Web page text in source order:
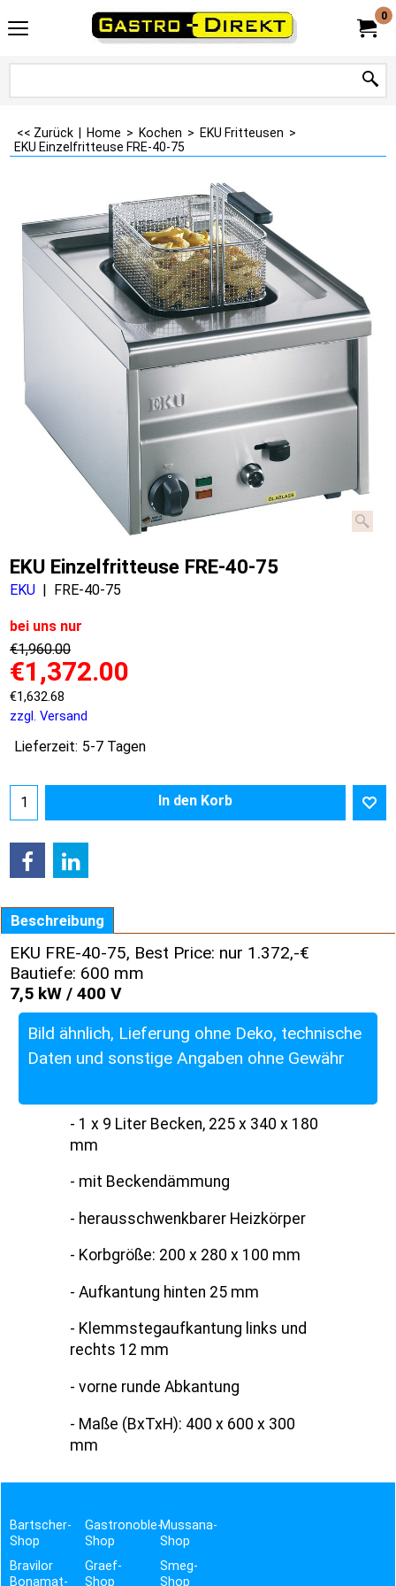
0
<< Zurück Home > Kochen > EKU Fritteusen >
EKU Einzelfritteuse FRE-40-75
EKU Einzelfritteuse FRE-40-75
EKU FRE-40-75
bei uns nur
€1,960.00
€1,372.00
€1,632.68
zzgl. Versand
Lieferzeit: 5-7 Tagen
In den Korb
Beschreibung
EKU FRE-40-75, Best Price: nur 1.372,-€
Bautiefe: 600 mm
7,5 kW / 400 V
Bild ähnlich, Lieferung ohne Deko, technische
Daten und sonstige Angaben ohne Gewähr
- 1 x 9 Liter Becken, 225 x 340 x 180
mm
- mit Beckendämmung
- herausschwenkbarer Heizkörper
- Korbgröße: 200 x 280 x 100 mm
- Aufkantung hinten 25 mm
- Klemmstegaufkantung links und
rechts 12 mm
- vorne runde Abkantung
- Maße (BxTxH): 400 x 600 x 300
mm
Bartscher-
Shop
Bravilor
Bonamat-
Gastronoble-
Shop
Graef-
Shop
Mussana-
Shop
Smeg-
Shop